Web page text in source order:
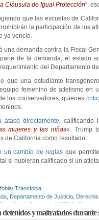
Cláusula de Igual Protección”,
que las escuelas de
la participación de los
ya venció.
una demanda contra la Fiscal
de la demanda, el estado
del Departamento
que una estudiante
femenino de atletismo en
los conservadores, quienes
atacó directamente, calificando
mujeres y las niñas«. Trump
de California como resultado.
un cambio de reglas que
si hubieran calificado si un
Transfobia.
Departamento de Justicia
Pam Bondi Personas LGTBIQ
y maltratados durante